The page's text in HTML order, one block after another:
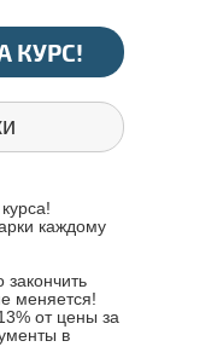
КУРС!
каждому
меняется!
от цены за
в